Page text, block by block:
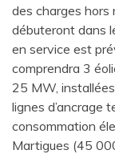
des charges hors
débuteront dans
en service est
comprendra 3
25 MW,
lignes d’ancrage
consommation
Martigues (45